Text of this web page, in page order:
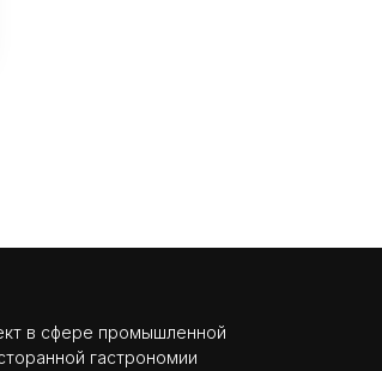
в сфере промышленной
гастрономии